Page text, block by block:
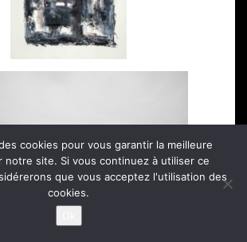
cookies pour vous garantir la meilleure
notre site. Si vous continuez à utiliser ce
que vous acceptez l'utilisation des
cookies.